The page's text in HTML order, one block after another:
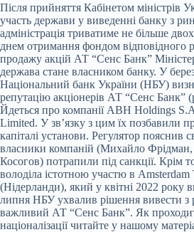
Після прийняття Кабінетом міністрів
участь держави у виведенні банку з
адміністрація триватиме не більше
днем отримання фондом відповідного
продажу акцій АТ “Сенс Банк”
держава стане власником банку. У
Національний банк України (НБУ)
репутацію акціонерів АТ “Сенс Банк”
Йдеться про компанії ABH Holdings
Limited. У зв’язку з цим їх позбавили
капіталі установи. Регулятор пояснив
власники компаній (Михайло
Косогов) потрапили під санкції. Крім
володіла істотною участю в
(Нідерланди), який у квітні 2022 року
липня НБУ ухвалив рішення вивести з
важливий АТ “Сенс Банк”. Як
націоналізації читайте у нашому